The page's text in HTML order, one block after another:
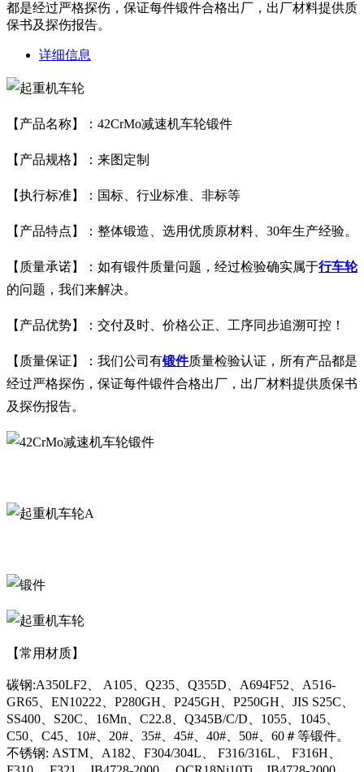
都是经过严格探伤，保证每件锻件合格出厂，出厂材料提供质
保书及探伤报告。
详细信息
【产品名称】：42CrMo减速机车轮锻件
【产品规格】：来图定制
【执行标准】：国标、行业标准、非标等
【产品特点】：整体锻造、选用优质原材料、30年生产经验。
【质量承诺】：如有锻件质量问题，经过检验确实属于行车轮
的问题，我们来解决。
【产品优势】：交付及时、价格公正、工序同步追溯可控！
【质量保证】：我们公司有锻件质量检验认证，所有产品都是
经过严格探伤，保证每件锻件合格出厂，出厂材料提供质保书
及探伤报告。
A
【常用材质】
碳钢:A350LF2、 A105、Q235、Q355D、A694F52、A516-
GR65、EN10222、P280GH、P245GH、P250GH、JIS S25C、
SS400、S20C、16Mn、C22.8、Q345B/C/D、1055、1045、
C50、C45、10#、20#、35#、45#、40#、50#、60＃等锻件。
不锈钢: ASTM、A182、F304/304L、 F316/316L、 F316H、